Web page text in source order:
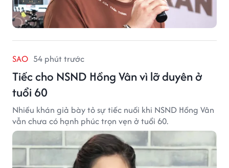
SAO 54 phút trước
Tiếc cho NSND Hồng Vân vì lỡ duyên ở
tuổi 60
Nhiều khán giả bày tỏ sự tiếc nuối khi NSND Hồng Vân
vẫn chưa có hạnh phúc trọn vẹn ở tuổi 60.